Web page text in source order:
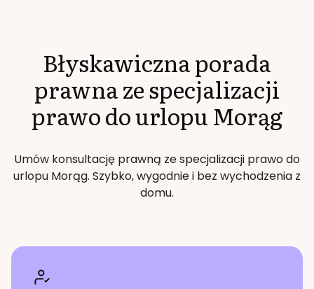
Błyskawiczna porada
prawna ze specjalizacji
prawo do urlopuMorąg
Umów konsultację prawną ze specjalizacji prawo do
urlopu Morąg. Szybko, wygodnie i bez wychodzenia z
domu.